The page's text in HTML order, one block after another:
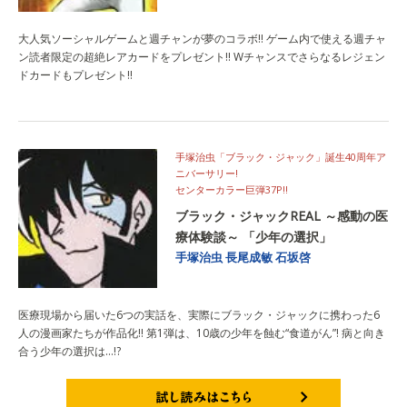
大人気ソーシャルゲームと週チャンが夢のコラボ!! ゲーム内で使える週チャ
ン読者限定の超絶レアカードをプレゼント!! Wチャンスでさらなるレジェン
ドカードもプレゼント!!
手塚治虫「ブラック・ジャック」誕生40周年ア
ニバーサリー!
センターカラー巨弾37P!!
ブラック・ジャックREAL ～感動の医
療体験談～ 「少年の選択」
手塚治虫 長尾成敏石坂啓
医療現場から届いた6つの実話を、実際にブラック・ジャックに携わった6
人の漫画家たちが作品化!! 第1弾は、10歳の少年を蝕む“食道がん”! 病と向き
合う少年の選択は…!?